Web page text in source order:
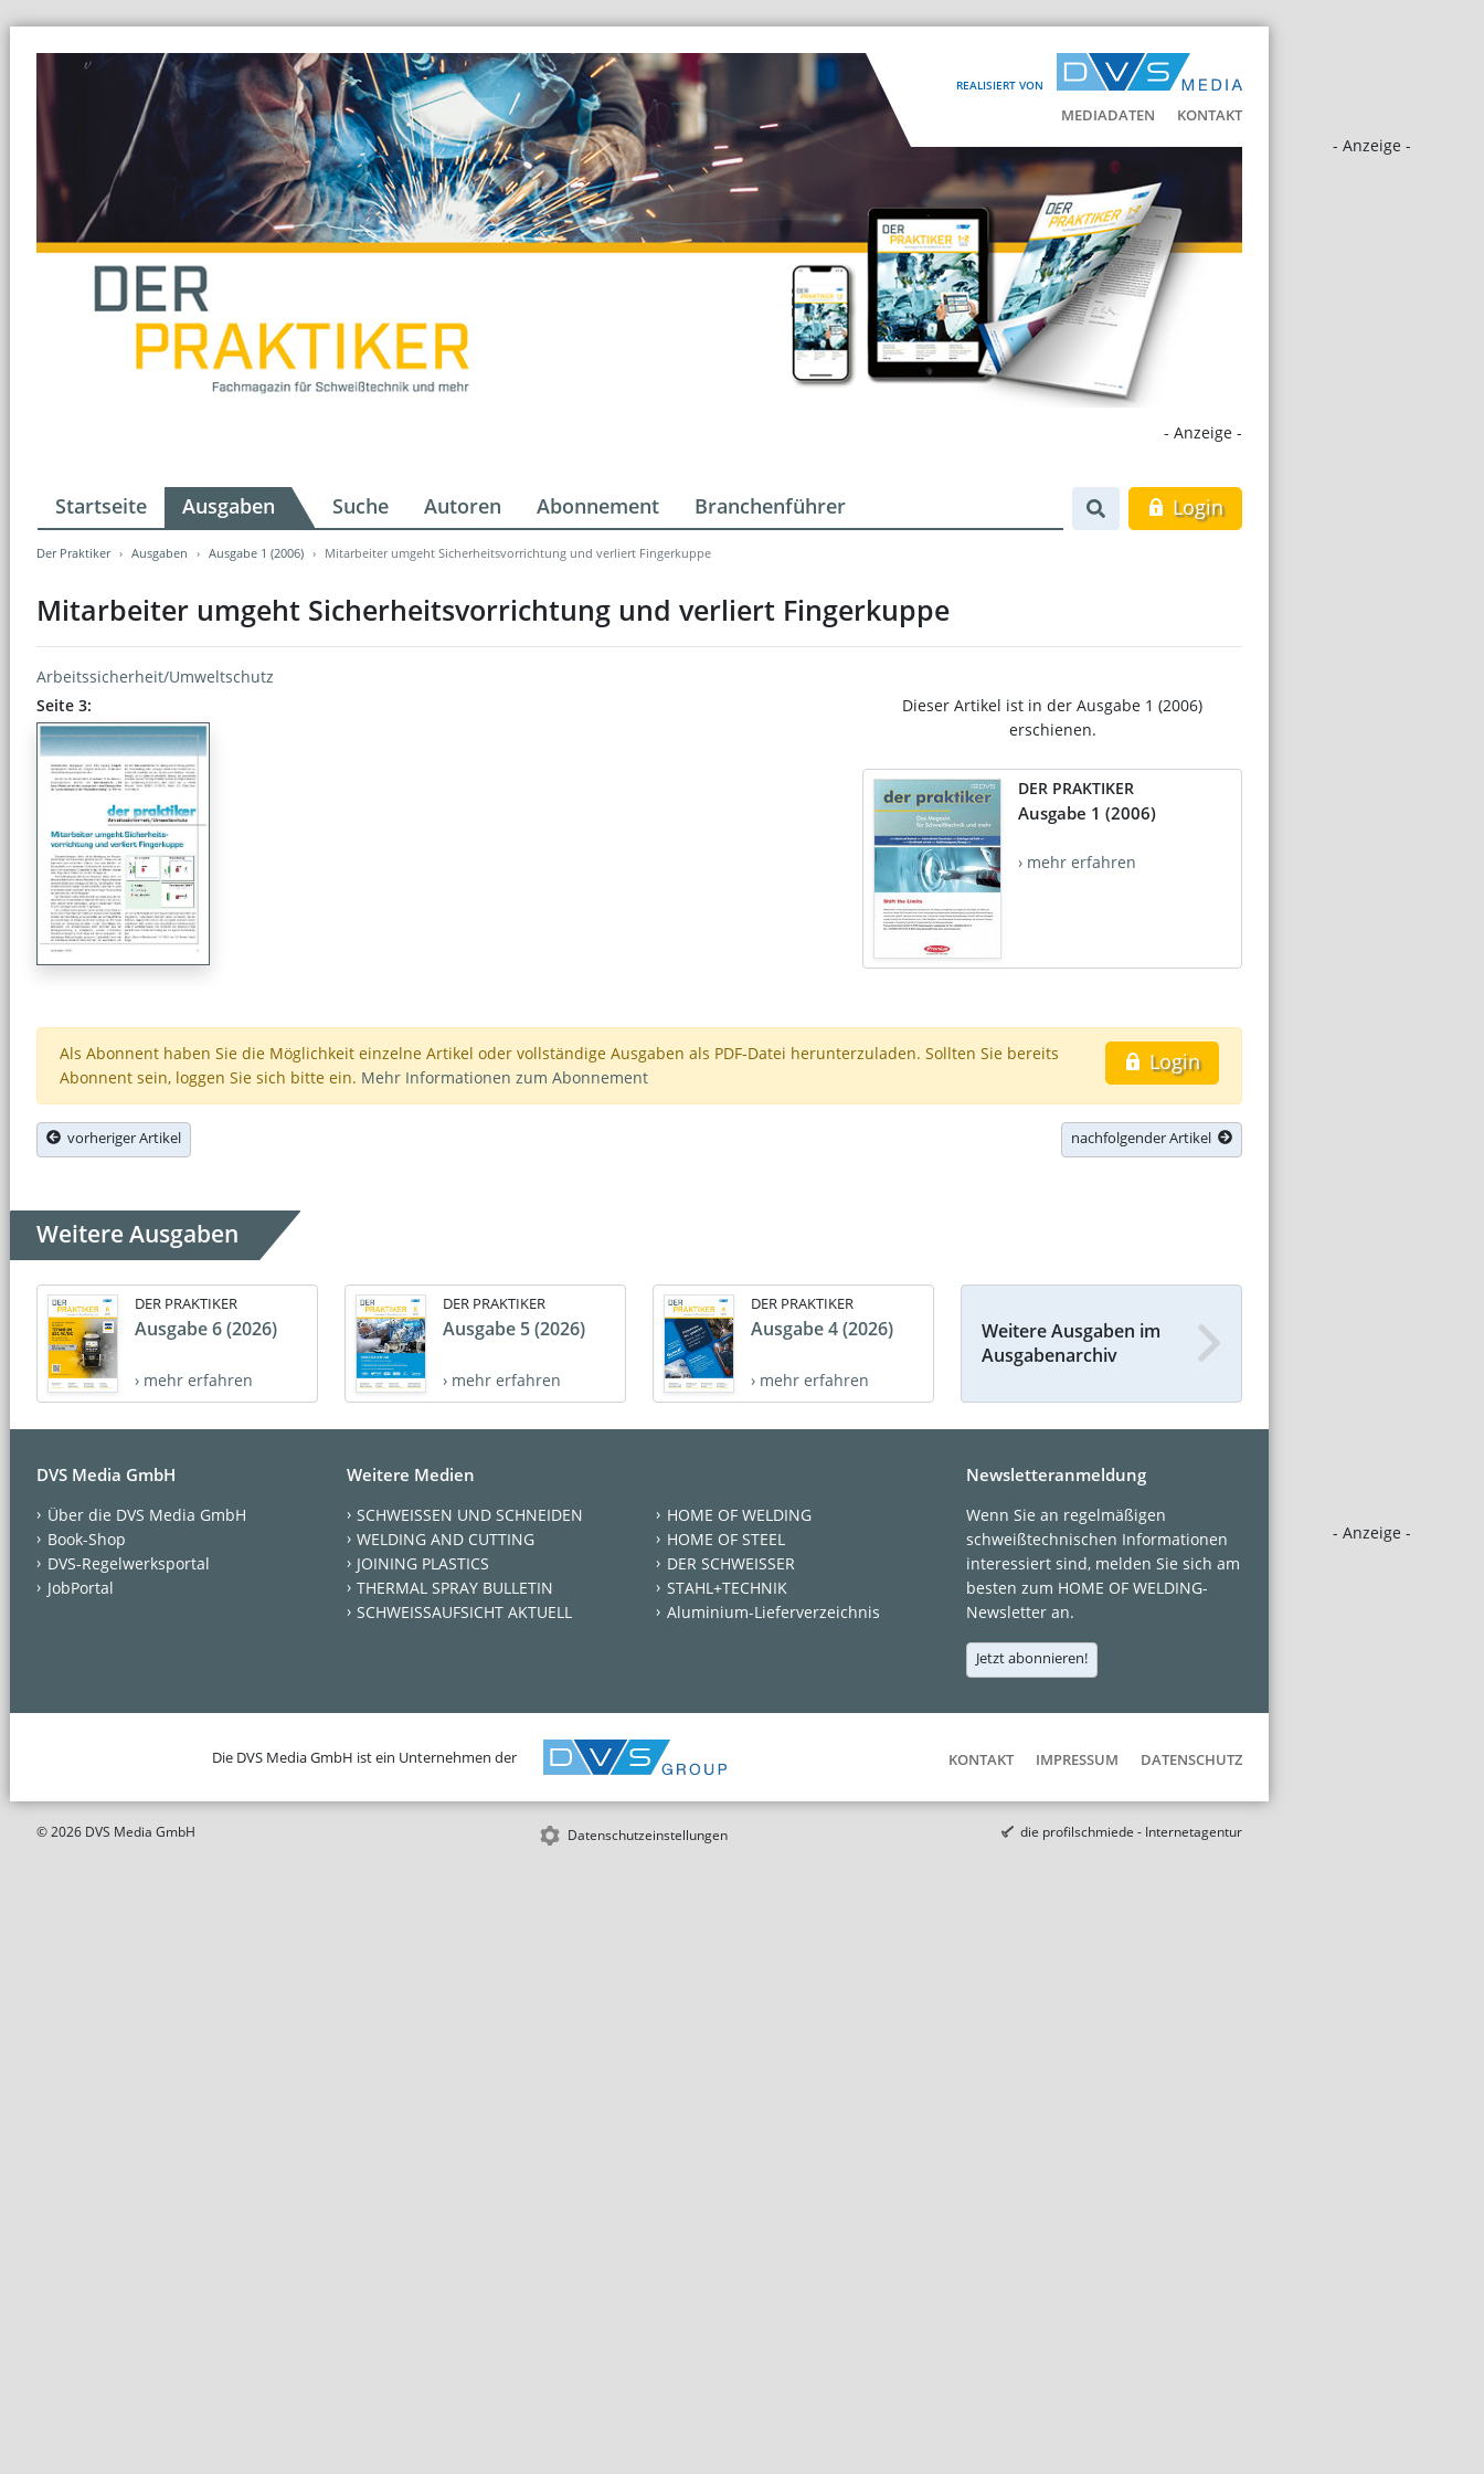
REALISIERT VON
MEDIADATEN KONTAKT
- Anzeige -
- Anzeige -
- Anzeige -
Startseite Ausgaben Suche Autoren Abonnement Branchenführer Login
Der Praktiker Ausgaben Ausgabe 1 (2006) Mitarbeiter umgeht Sicherheitsvorrichtung und verliert Fingerkuppe
Mitarbeiter umgeht Sicherheitsvorrichtung und verliert Fingerkuppe
Arbeitssicherheit/Umweltschutz
Seite 3:
Dieser Artikel ist in der Ausgabe 1 (2006)
erschienen.
DER PRAKTIKER
Ausgabe 1 (2006)
› mehr erfahren
Login
Als Abonnent haben Sie die Möglichkeit einzelne Artikel oder vollständige Ausgaben als PDF-Datei herunterzuladen. Sollten Sie bereits
Abonnent sein, loggen Sie sich bitte ein. Mehr Informationen zum Abonnement
vorheriger Artikel nachfolgender Artikel
Weitere Ausgaben
DER PRAKTIKER
Ausgabe 6 (2026)
› mehr erfahren
DER PRAKTIKER
Ausgabe 5 (2026)
› mehr erfahren
DER PRAKTIKER
Ausgabe 4 (2026)
› mehr erfahren
Weitere Ausgaben im
Ausgabenarchiv
DVS Media GmbH
Über die DVS Media GmbH
Book-Shop
DVS-Regelwerksportal
JobPortal
Weitere Medien
SCHWEISSEN UND SCHNEIDEN
WELDING AND CUTTING
JOINING PLASTICS
THERMAL SPRAY BULLETIN
SCHWEISSAUFSICHT AKTUELL
HOME OF WELDING
HOME OF STEEL
DER SCHWEISSER
STAHL+TECHNIK
Aluminium-Lieferverzeichnis
Newsletteranmeldung
Wenn Sie an regelmäßigen
schweißtechnischen Informationen
interessiert sind, melden Sie sich am
besten zum HOME OF WELDING-
Newsletter an.
Jetzt abonnieren!
Die DVS Media GmbH ist ein Unternehmen der KONTAKT IMPRESSUM DATENSCHUTZ
© 2026 DVS Media GmbH Datenschutzeinstellungen die profilschmiede - Internetagentur